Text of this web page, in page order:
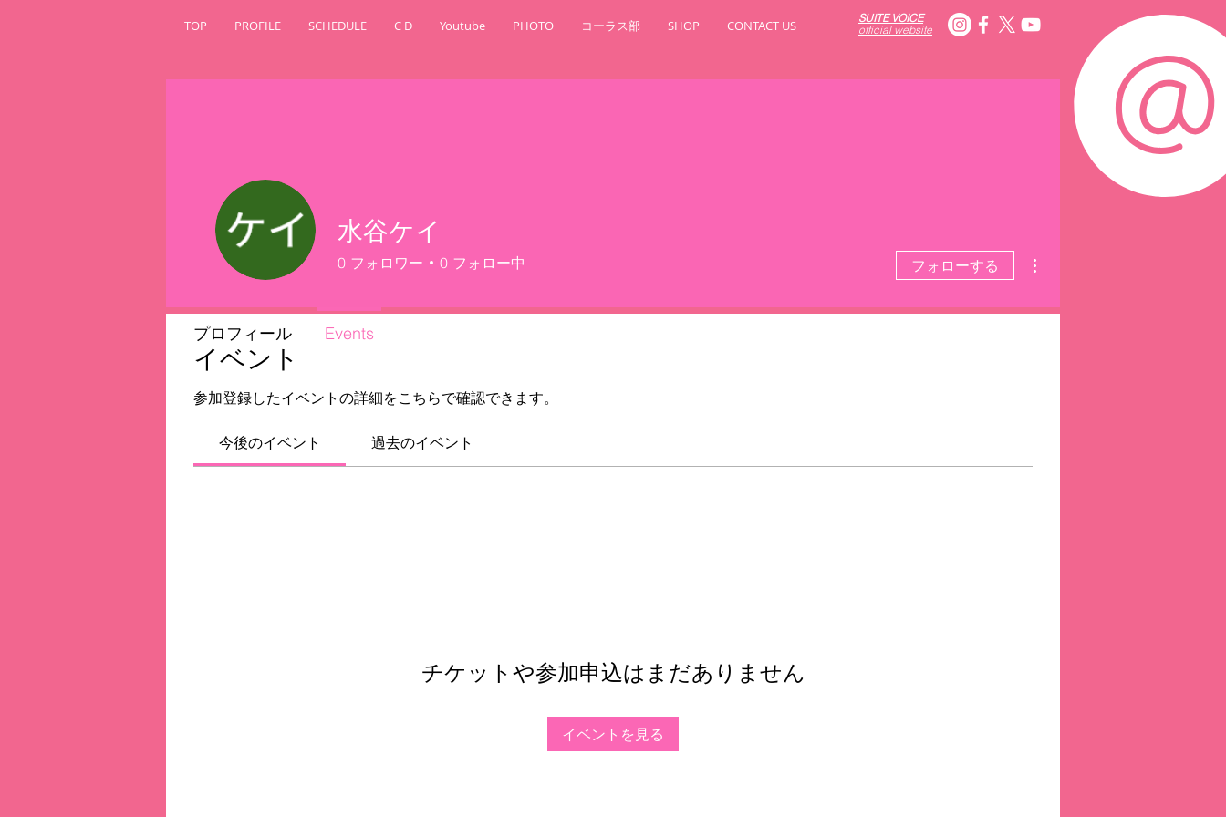
TOP PROFILE SCHEDULE C D Youtube PHOTO コーラス部 SHOP CONTACT US
SUITE VOICE
official website
イベント
参加登録したイベントの詳細をこちらで確認できます。
今後のイベント 過去のイベント
チケットや参加申込はまだありません
イベントを見る
水谷ケイ
0 フォロワー 0 フォロー中 フォローする
プロフィール Events